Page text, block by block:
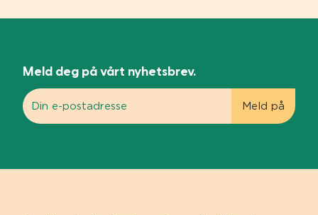
Meld deg på vårt nyhetsbrev.